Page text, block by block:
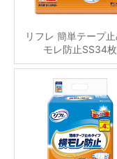
リフレ 簡単テープ
モレ防止SS34枚